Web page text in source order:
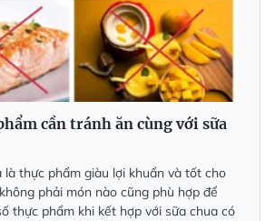
cần tránh ăn cùng với sữa
là thực phẩm giàu lợi khuẩn và tốt cho
phải món nào cũng phù hợp để
thực phẩm khi kết hợp với sữa chua có